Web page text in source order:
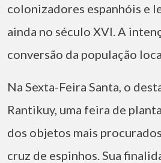
colonizadores espanhóis e
ainda no século XVI. A
conversão da população
Na Sexta-Feira Santa, o
Rantikuy, uma feira de
dos objetos mais
cruz de espinhos. Sua